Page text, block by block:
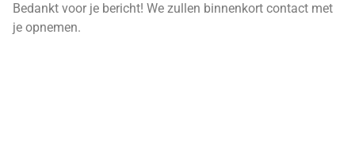
Bedankt voor je bericht! We zullen binnenkort contact met
je opnemen.